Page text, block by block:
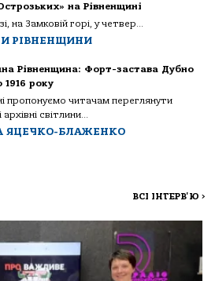
на Рівненщині
на Замковій горі, у четвер...
РІВНЕНЩИНИ
Рівненщина: Форт-застава Дубно
року
пропонуємо читачам переглянути
архівні світлини...
ЯЦЕЧКО-БЛАЖЕНКО
ВСІ ІНТЕРВ'Ю >